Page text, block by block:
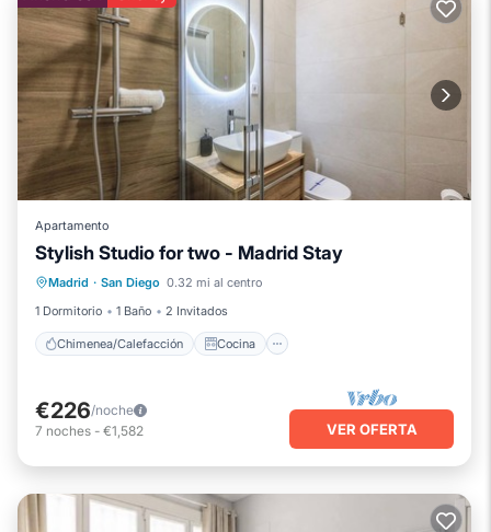
Apartamento
Stylish Studio for two - Madrid Stay
Madrid · San Diego 0.32 mi al centro
1 Dormitorio
1 Baño 2 Invitados
Chimenea/Calefacción Cocina
Chimenea/Calefacción
Cocina
Aire acondicionado
€226/noche
7 noches - €1,582 VER OFERTA